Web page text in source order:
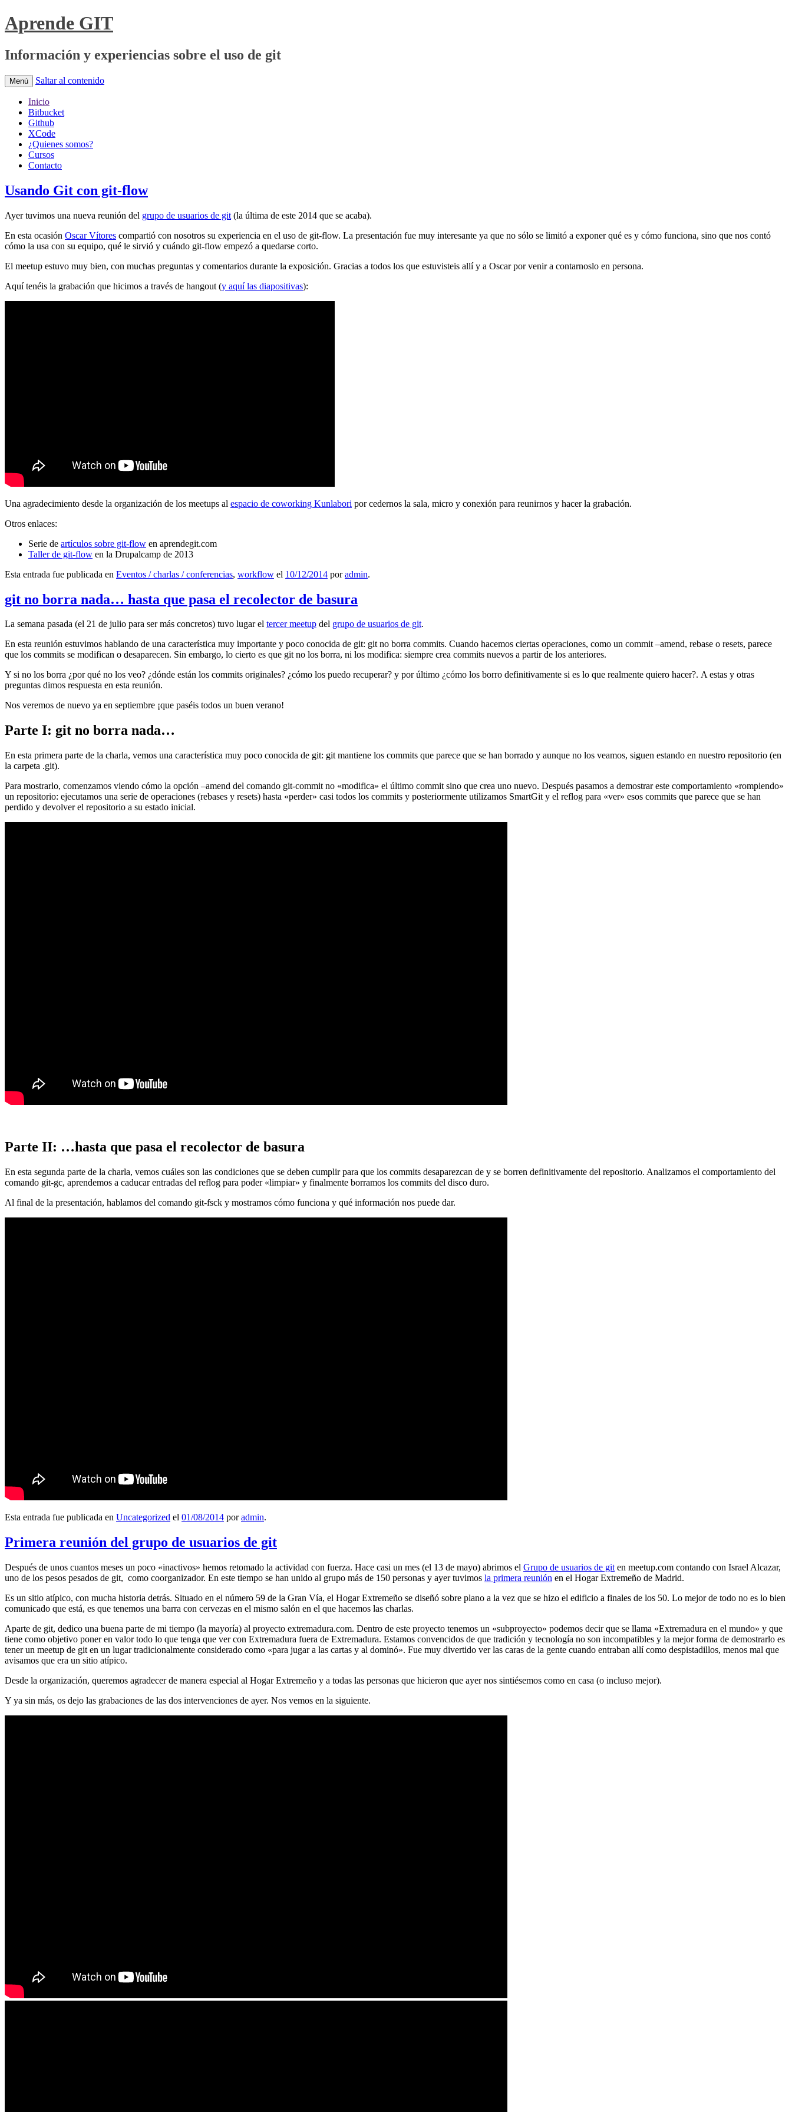
Aprende GIT
Información y experiencias sobre el uso de git
Menú Saltar al contenido
Inicio
Bitbucket
Github
XCode
¿Quienes somos?
Cursos
Contacto
Usando Git con git-flow
Ayer tuvimos una nueva reunión del grupo de usuarios de git (la última de este 2014 que se acaba).
En esta ocasión Oscar Vítores compartió con nosotros su experiencia en el uso de git-flow. La presentación fue muy interesante ya que no sólo se limitó a exponer qué es y cómo funciona, sino que nos contó
cómo la usa con su equipo, qué le sirvió y cuándo git-flow empezó a quedarse corto.
El meetup estuvo muy bien, con muchas preguntas y comentarios durante la exposición. Gracias a todos los que estuvisteis allí y a Oscar por venir a contarnoslo en persona.
Aquí tenéis la grabación que hicimos a través de hangout (y aquí las diapositivas):
Una agradecimiento desde la organización de los meetups al espacio de coworking Kunlabori por cedernos la sala, micro y conexión para reunirnos y hacer la grabación.
Otros enlaces:
Serie de artículos sobre git-flow en aprendegit.com
Taller de git-flow en la Drupalcamp de 2013
Esta entrada fue publicada en Eventos / charlas / conferencias, workflow el 10/12/2014 poradmin.
git no borra nada… hasta que pasa el recolector de basura
La semana pasada (el 21 de julio para ser más concretos) tuvo lugar el tercer meetup del grupo de usuarios de git.
En esta reunión estuvimos hablando de una característica muy importante y poco conocida de git: git no borra commits. Cuando hacemos ciertas operaciones, como un commit –amend, rebase o resets, parece
que los commits se modifican o desaparecen. Sin embargo, lo cierto es que git no los borra, ni los modifica: siempre crea commits nuevos a partir de los anteriores.
Y si no los borra ¿por qué no los veo? ¿dónde están los commits originales? ¿cómo los puedo recuperar? y por último ¿cómo los borro definitivamente si es lo que realmente quiero hacer?. A estas y otras
preguntas dimos respuesta en esta reunión.
Nos veremos de nuevo ya en septiembre ¡que paséis todos un buen verano!
Parte I: git no borra nada…
En esta primera parte de la charla, vemos una característica muy poco conocida de git: git mantiene los commits que parece que se han borrado y aunque no los veamos, siguen estando en nuestro repositorio (en
la carpeta .git).
Para mostrarlo, comenzamos viendo cómo la opción –amend del comando git-commit no «modifica» el último commit sino que crea uno nuevo. Después pasamos a demostrar este comportamiento «rompiendo»
un repositorio: ejecutamos una serie de operaciones (rebases y resets) hasta «perder» casi todos los commits y posteriormente utilizamos SmartGit y el reflog para «ver» esos commits que parece que se han
perdido y devolver el repositorio a su estado inicial.
Parte II: …hasta que pasa el recolector de basura
En esta segunda parte de la charla, vemos cuáles son las condiciones que se deben cumplir para que los commits desaparezcan de y se borren definitivamente del repositorio. Analizamos el comportamiento del
comando git-gc, aprendemos a caducar entradas del reflog para poder «limpiar» y finalmente borramos los commits del disco duro.
Al final de la presentación, hablamos del comando git-fsck y mostramos cómo funciona y qué información nos puede dar.
Esta entrada fue publicada en Uncategorized el 01/08/2014 poradmin.
Primera reunión del grupo de usuarios de git
Después de unos cuantos meses un poco «inactivos» hemos retomado la actividad con fuerza. Hace casi un mes (el 13 de mayo) abrimos el Grupo de usuarios de git en meetup.com contando con Israel Alcazar,
uno de los pesos pesados de git, como coorganizador. En este tiempo se han unido al grupo más de 150 personas y ayer tuvimos la primera reunión en el Hogar Extremeño de Madrid.
Es un sitio atípico, con mucha historia detrás. Situado en el número 59 de la Gran Vía, el Hogar Extremeño se diseñó sobre plano a la vez que se hizo el edificio a finales de los 50. Lo mejor de todo no es lo bien
comunicado que está, es que tenemos una barra con cervezas en el mismo salón en el que hacemos las charlas.
Aparte de git, dedico una buena parte de mi tiempo (la mayoría) al proyecto extremadura.com. Dentro de este proyecto tenemos un «subproyecto» podemos decir que se llama «Extremadura en el mundo» y que
tiene como objetivo poner en valor todo lo que tenga que ver con Extremadura fuera de Extremadura. Estamos convencidos de que tradición y tecnología no son incompatibles y la mejor forma de demostrarlo es
tener un meetup de git en un lugar tradicionalmente considerado como «para jugar a las cartas y al dominó». Fue muy divertido ver las caras de la gente cuando entraban allí como despistadillos, menos mal que
avisamos que era un sitio atípico.
Desde la organización, queremos agradecer de manera especial al Hogar Extremeño y a todas las personas que hicieron que ayer nos sintiésemos como en casa (o incluso mejor).
Y ya sin más, os dejo las grabaciones de las dos intervenciones de ayer. Nos vemos en la siguiente.